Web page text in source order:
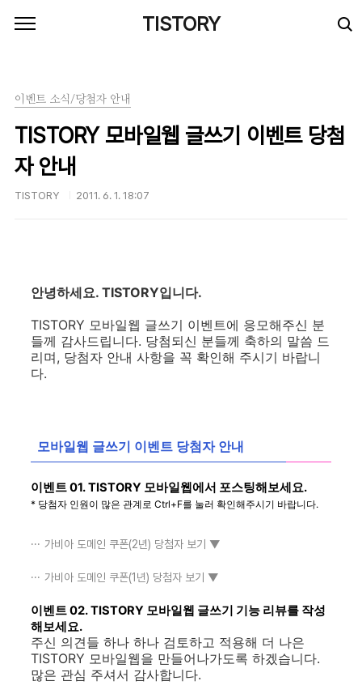
TISTORY
이벤트 소식/당첨자 안내
TISTORY 모바일웹 글쓰기 이벤트 당첨
자 안내
TISTORY 2011. 6. 1. 18:07
안녕하세요. TISTORY입니다.
TISTORY 모바일웹 글쓰기 이벤트에 응모해주신 분
들께 감사드립니다. 당첨되신 분들께 축하의 말씀 드
리며, 당첨자 안내 사항을 꼭 확인해 주시기 바랍니
다.
모바일웹 글쓰기 이벤트 당첨자 안내
이벤트 01. TISTORY 모바일웹에서 포스팅해보세요.
* 당첨자 인원이 많은 관계로 Ctrl+F를 눌러 확인해주시기 바랍니다.
가비아 도메인 쿠폰(2년) 당첨자 보기 ▼
가비아 도메인 쿠폰(1년) 당첨자 보기 ▼
이벤트 02. TISTORY 모바일웹 글쓰기 기능 리뷰를 작성
해보세요.
주신 의견들 하나 하나 검토하고 적용해 더 나은
TISTORY 모바일웹을 만들어나가도록 하겠습니다.
많은 관심 주셔서 감사합니다.